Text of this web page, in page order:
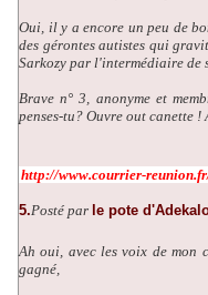
Oui, il y a encore un peu de
des gérontes autistes qui
Sarkozy par l'intermédiaire de
Brave n° 3, anonyme et
penses-tu? Ouvre out canette !
http://www.courrier-
5.Posté par le pote
Ah oui, avec les voix de mon
gagné,